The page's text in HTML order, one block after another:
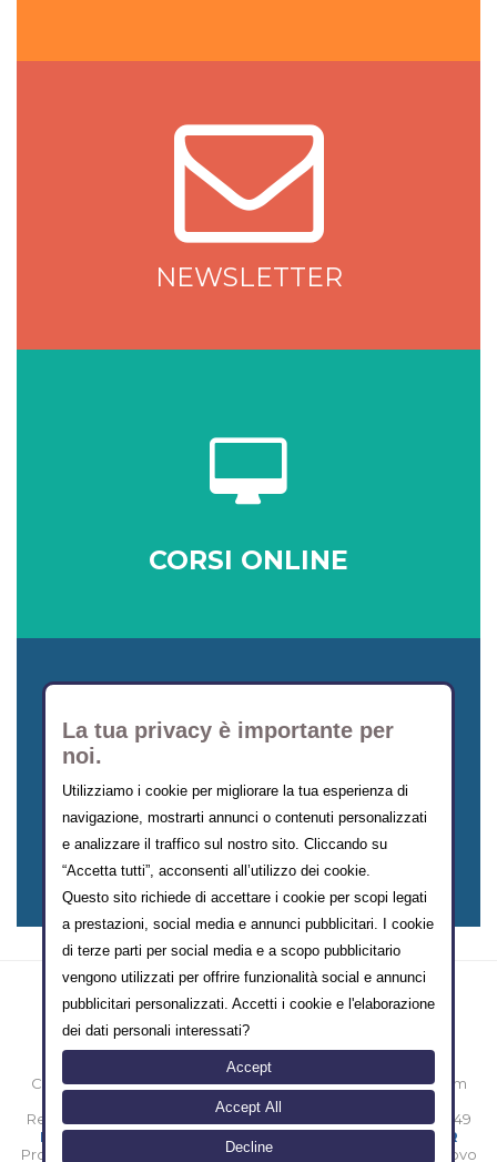
NEWSLETTER
CORSI ONLINE
COMMUNITY
La tua privacy è importante per
noi.
Utilizziamo i cookie per migliorare la tua esperienza di
navigazione, mostrarti annunci o contenuti personalizzati
e analizzare il traffico sul nostro sito. Cliccando su
“Accetta tutti”, acconsenti all’utilizzo dei cookie.
Questo sito richiede di accettare i cookie per scopi legati
a prestazioni, social media e annunci pubblicitari. I cookie
di terze parti per social media e a scopo pubblicitario
vengono utilizzati per offrire funzionalità social e annunci
pubblicitari personalizzati. Accetti i cookie e l'elaborazione
dei dati personali interessati?
Accept
Accept All
Decline
Copyright © 2000-2014 eMarketing FormazioneTurismo.com
Sede legale: Vico II Alferio N° 3 - 86170 Isernia [IT]
Registro Imprese Isernia N° IS-39431 / Partita iva 00874800949
Privacy Policy Policy GDPR
Progettato e realizzato con amore e sacrifici da - nuovo